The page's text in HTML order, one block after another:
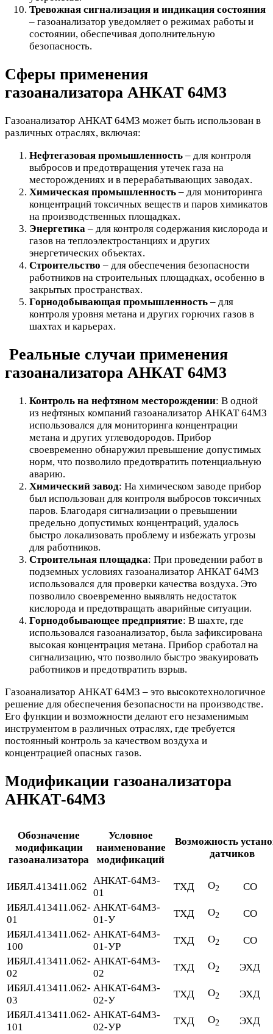
Тревожная сигнализация и индикация состояния
– газоанализатор уведомляет о режимах работы и
состоянии, обеспечивая дополнительную
безопасность.
Сферы применения
газоанализатора АНКАТ 64М3
Газоанализатор АНКАТ 64М3 может быть использован в
различных отраслях, включая:
Нефтегазовая промышленность – для контроля
выбросов и предотвращения утечек газа на
месторождениях и в перерабатывающих заводах.
Химическая промышленность – для мониторинга
концентраций токсичных веществ и паров химикатов
на производственных площадках.
Энергетика – для контроля содержания кислорода и
газов на теплоэлектростанциях и других
энергетических объектах.
Строительство – для обеспечения безопасности
работников на строительных площадках, особенно в
закрытых пространствах.
Горнодобывающая промышленность – для
контроля уровня метана и других горючих газов в
шахтах и карьерах.
Реальные случаи применения
газоанализатора АНКАТ 64М3
Контроль на нефтяном месторождении: В одной
из нефтяных компаний газоанализатор АНКАТ 64М3
использовался для мониторинга концентрации
метана и других углеводородов. Прибор
своевременно обнаружил превышение допустимых
норм, что позволило предотвратить потенциальную
аварию.
Химический завод: На химическом заводе прибор
был использован для контроля выбросов токсичных
паров. Благодаря сигнализации о превышении
предельно допустимых концентраций, удалось
быстро локализовать проблему и избежать угрозы
для работников.
Строительная площадка: При проведении работ в
подземных условиях газоанализатор АНКАТ 64М3
использовался для проверки качества воздуха. Это
позволило своевременно выявлять недостаток
кислорода и предотвращать аварийные ситуации.
Горнодобывающее предприятие: В шахте, где
использовался газоанализатор, была зафиксирована
высокая концентрация метана. Прибор сработал на
сигнализацию, что позволило быстро эвакуировать
работников и предотвратить взрыв.
Газоанализатор АНКАТ 64М3 – это высокотехнологичное
решение для обеспечения безопасности на производстве.
Его функции и возможности делают его незаменимым
инструментом в различных отраслях, где требуется
постоянный контроль за качеством воздуха и
концентрацией опасных газов.
Модификации газоанализатора
АНКАТ-64М3
Обозначение
модификации
газоанализатора
Условное
наименование
модификаций
Возможность
датчиков
ИБЯЛ.413411.062
АНКАТ-64М3-
01
ТХД O2
CO
ИБЯЛ.413411.062-
01
АНКАТ-64М3-
01-У
ТХД O2
CO
ИБЯЛ.413411.062-
100
АНКАТ-64М3-
01-УР
ТХД O2
CO
ИБЯЛ.413411.062-
02
АНКАТ-64М3-
02
ТХД O2
ЭХД
ИБЯЛ.413411.062-
03
АНКАТ-64М3-
02-У
ТХД O2
ЭХД
ИБЯЛ.413411.062-
101
АНКАТ-64М3-
02-УР
ТХД O2
ЭХД